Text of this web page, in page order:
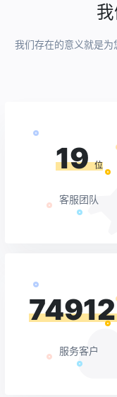
我们存在的意义就是
19 位
客服团队
74912
服务客户